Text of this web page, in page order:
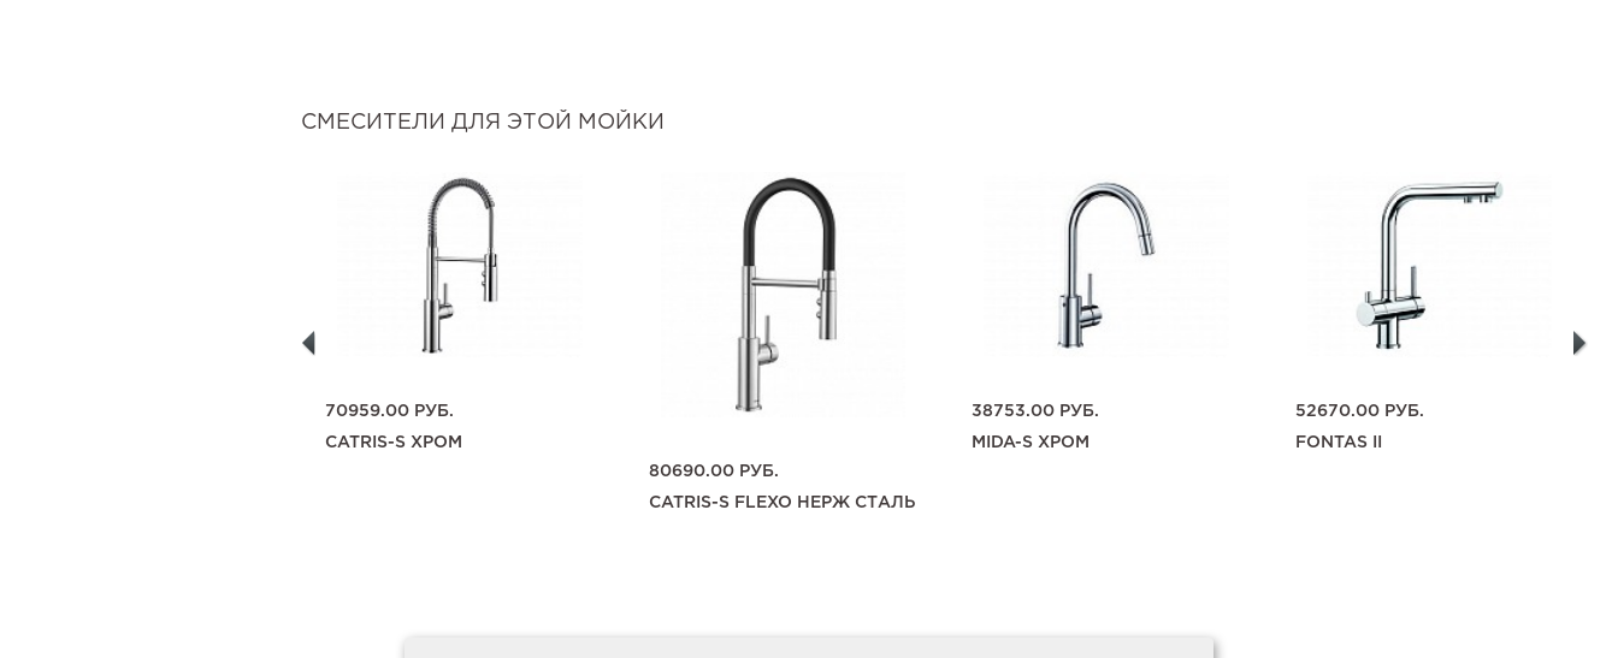
СМЕСИТЕЛИ ДЛЯ ЭТОЙ МОЙКИ
70959.00 РУБ.
CATRIS-S ХРОМ
80690.00РУБ.
CATRIS-S FLEXO НЕРЖ СТАЛЬ
38753.00 РУБ.
MIDA-S ХРОМ
52670.00РУБ.
FONTAS II